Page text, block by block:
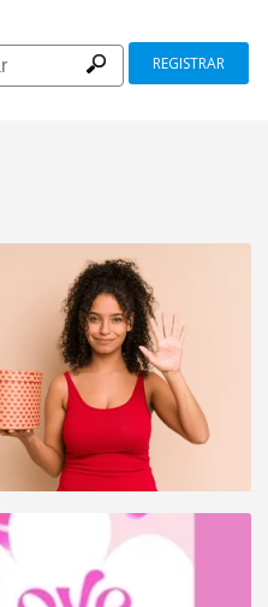
REGISTRAR